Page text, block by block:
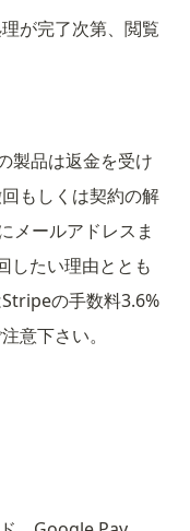
が完了次第、閲覧
製品は返金を受け
もしくは契約の解
メールアドレスま
したい理由ととも
の手数料3.6%
意下さい。